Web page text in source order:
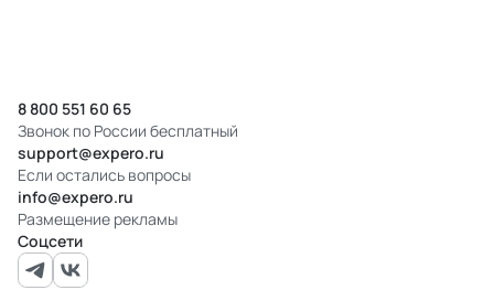
8 800 551 60 65
Звонок по России бесплатный
support@expero.ru
Если остались вопросы
info@expero.ru
Размещение рекламы
Соцсети